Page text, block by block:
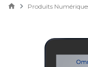
Produits